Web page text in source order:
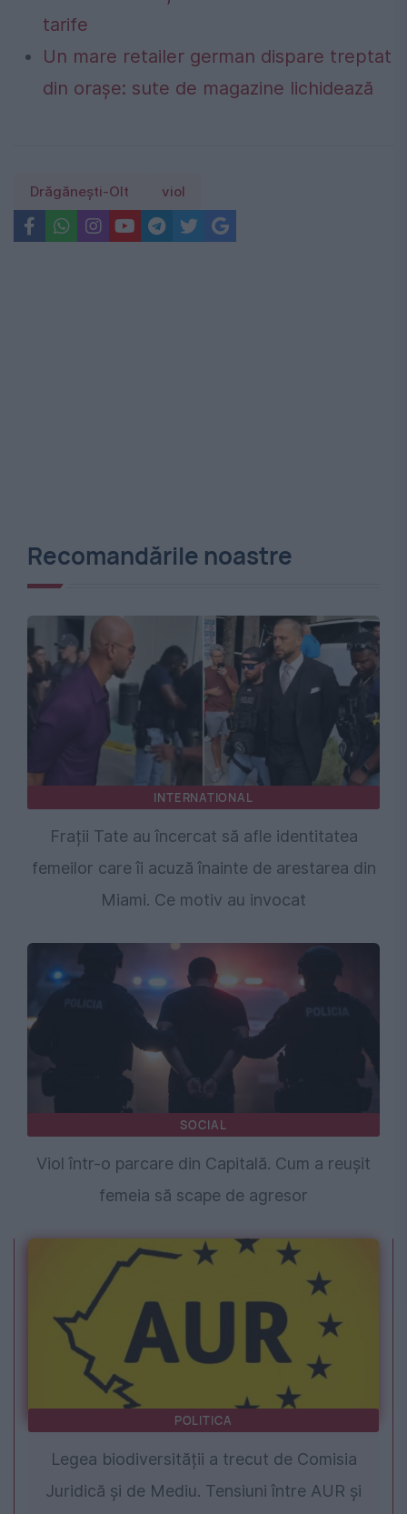
tarife
Un mare retailer german dispare treptat
din orașe: sute de magazine lichidează
Drăgănești-Olt viol
Recomandările noastre
INTERNATIONAL
Frații Tate au încercat să afle identitatea
femeilor care îi acuză înainte de arestarea din
Miami. Ce motiv au invocat
SOCIAL
Viol într-o parcare din Capitală. Cum a reușit
femeia să scape de agresor
POLITICA
Legea biodiversității a trecut de Comisia
Juridică și de Mediu. Tensiuni între AUR și